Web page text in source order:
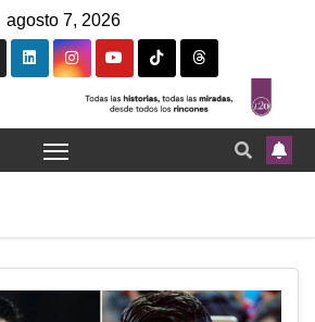
agosto 7, 2026